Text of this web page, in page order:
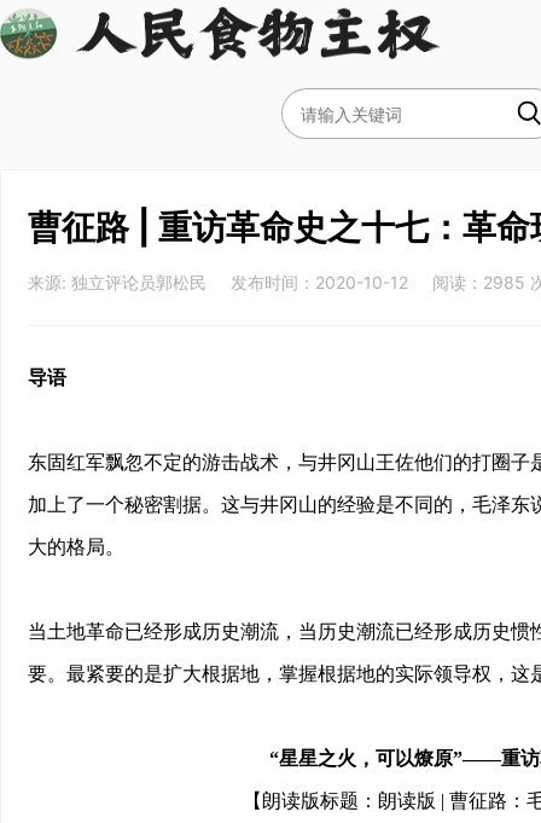
曹征路 | 重访革命史之十七：革
来源: 独立评论员郭松民 发布时间：2020-10-12 阅读：2985
导语
东固红军飘忽不定的游击战术，与井冈山王佐他们的打圈
加上了一个秘密割据。这与井冈山的经验是不同的，毛泽
大的格局。
当土地革命已经形成历史潮流，当历史潮流已经形成历史
要。最紧要的是扩大根据地，掌握根据地的实际领导权，
“星星之火，可以燎原”——重
【朗读版标题：朗读版 | 曹征路